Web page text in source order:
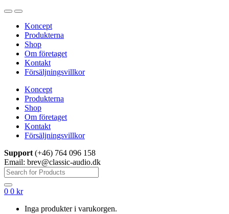
Hoppa
navigering
Hoppa
innehållKoncept
Produkterna
Shop
Om företaget
Kontakt
Försäljningsvillkor
Koncept
Produkterna
Shop
Om företaget
Kontakt
Försäljningsvillkor
Support (+46) 764 096 158
Email: brev@classic-audio.dk
Sök
efter:
0 0 kr
Inga produkter i varukorgen.